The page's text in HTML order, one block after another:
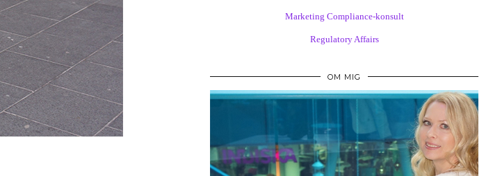
Marketing Compliance-konsult
Regulatory Affairs
OM MIG